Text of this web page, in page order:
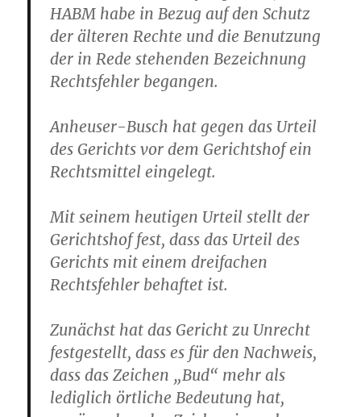
HABM habe in Bezug auf den Schutz
der älteren Rechte und die Benutzung
der in Rede stehenden Bezeichnung
Rechtsfehler begangen.
Anheuser-Busch hat gegen das Urteil
des Gerichts vor dem Gerichtshof ein
Rechtsmittel eingelegt.
Mit seinem heutigen Urteil stellt der
Gerichtshof fest, dass das Urteil des
Gerichts mit einem dreifachen
Rechtsfehler behaftet ist.
Zunächst hat das Gericht zu Unrecht
festgestellt, dass es für den Nachweis,
dass das Zeichen „Bud“ mehr als
lediglich örtliche Bedeutung hat,